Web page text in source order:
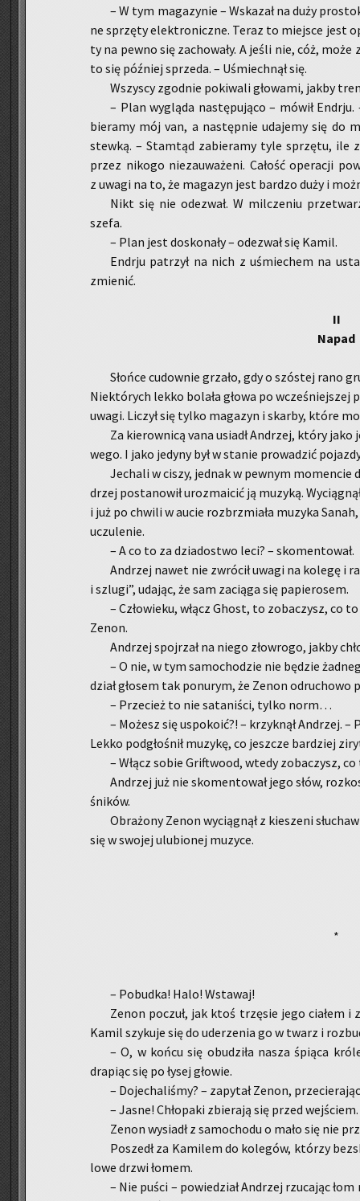
– W tym ma­ga­zy­nie – Wska­zał na duży
ne sprzę­ty elek­tro­nicz­ne. Teraz to miej­sce jest
ty na pewno się za­cho­wa­ły. A jeśli nie, cóż,
to się póź­niej sprze­da. – Uśmiech­nął się.
Wszy­scy zgod­nie po­ki­wa­li gło­wa­mi, jakby
– Plan wy­glą­da na­stę­pu­ją­co – mówił
bie­ra­my mój van, a na­stęp­nie uda­je­my się do
stew­ką. – Stam­tąd za­bie­ra­my tyle sprzę­tu, ile
przez ni­ko­go nie­zau­wa­że­ni. Ca­łość ope­ra­cji
z uwagi na to, że ma­ga­zyn jest bar­dzo duży i
Nikt się nie ode­zwał. W mil­cze­niu
szefa.
– Plan jest do­sko­na­ły – ode­zwał się Kamil.
En­dr­ju pa­trzył na nich z uśmie­chem na
zmie­nić.
II
Napad
Słoń­ce cu­dow­nie grza­ło, gdy o szó­stej rano
Nie­któ­rych lekko bo­la­ła głowa po
uwagi. Li­czył się tylko ma­ga­zyn i skar­by, które
Za kie­row­ni­cą vana usiadł An­drzej, który
we­go. I jako je­dy­ny był w sta­nie pro­wa­dzić
Je­cha­li w ciszy, jed­nak w pew­nym mo­men­cie
drzej po­sta­no­wił uroz­ma­icić ją mu­zy­ką.
i już po chwi­li w aucie roz­brzmia­ła mu­zy­ka
uczu­le­nie.
– A co to za dzia­do­stwo leci? – sko­men­to­wał.
An­drzej nawet nie zwró­cił uwagi na ko­le­gę i
i szlu­gi”, uda­jąc, że sam za­cią­ga się pa­pie­ro­sem.
– Czło­wie­ku, włącz Ghost, to zo­ba­czysz, co
Zenon.
An­drzej spoj­rzał na niego zło­wro­go, jakby
– O nie, w tym sa­mo­cho­dzie nie bę­dzie
dział gło­sem tak po­nu­rym, że Zenon od­ru­cho­wo
– Prze­cież to nie sa­ta­ni­ści, tylko norm…
– Mo­żesz się uspo­ko­ić?! – krzyk­nął An­drzej.
Lekko pod­gło­śnił mu­zy­kę, co jesz­cze bar­dziej
– Włącz sobie Gri­ftwo­od, wtedy zo­ba­czysz,
An­drzej już nie sko­men­to­wał jego słów,
śni­ków.
Ob­ra­żo­ny Zenon wy­cią­gnął z kie­sze­ni
się w swo­jej ulu­bio­nej mu­zy­ce.
*
– Po­bud­ka! Halo! Wsta­waj!
Zenon po­czuł, jak ktoś trzę­sie jego cia­łem i
Kamil szy­ku­je się do ude­rze­nia go w twarz i
– O, w końcu się obu­dzi­ła nasza śpią­ca
dra­piąc się po łysej gło­wie.
– Do­je­cha­li­śmy? – za­py­tał Zenon,
– Jasne! Chło­pa­ki zbie­ra­ją się przed
Zenon wy­siadł z sa­mo­cho­du o mało się nie
Po­szedł za Ka­mi­lem do ko­le­gów, któ­rzy
lo­we drzwi łomem.
– Nie puści – po­wie­dział An­drzej rzu­ca­jąc